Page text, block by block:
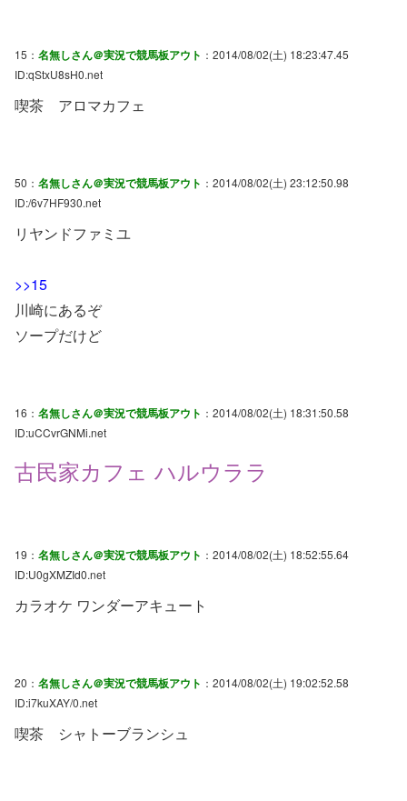
15： 名無しさん＠実況で競馬板アウト ：2014/08/02(土) 18:23:47.45
ID:qStxU8sH0.net
喫茶 アロマカフェ
50： 名無しさん＠実況で競馬板アウト ：2014/08/02(土) 23:12:50.98
ID:/6v7HF930.net
リヤンドファミユ
>>15
川崎にあるぞ
ソープだけど
16： 名無しさん＠実況で競馬板アウト ：2014/08/02(土) 18:31:50.58
ID:uCCvrGNMi.net
古民家カフェ ハルウララ
19： 名無しさん＠実況で競馬板アウト ：2014/08/02(土) 18:52:55.64
ID:U0gXMZId0.net
カラオケ ワンダーアキュート
20： 名無しさん＠実況で競馬板アウト ：2014/08/02(土) 19:02:52.58
ID:i7kuXAY/0.net
喫茶 シャトーブランシュ